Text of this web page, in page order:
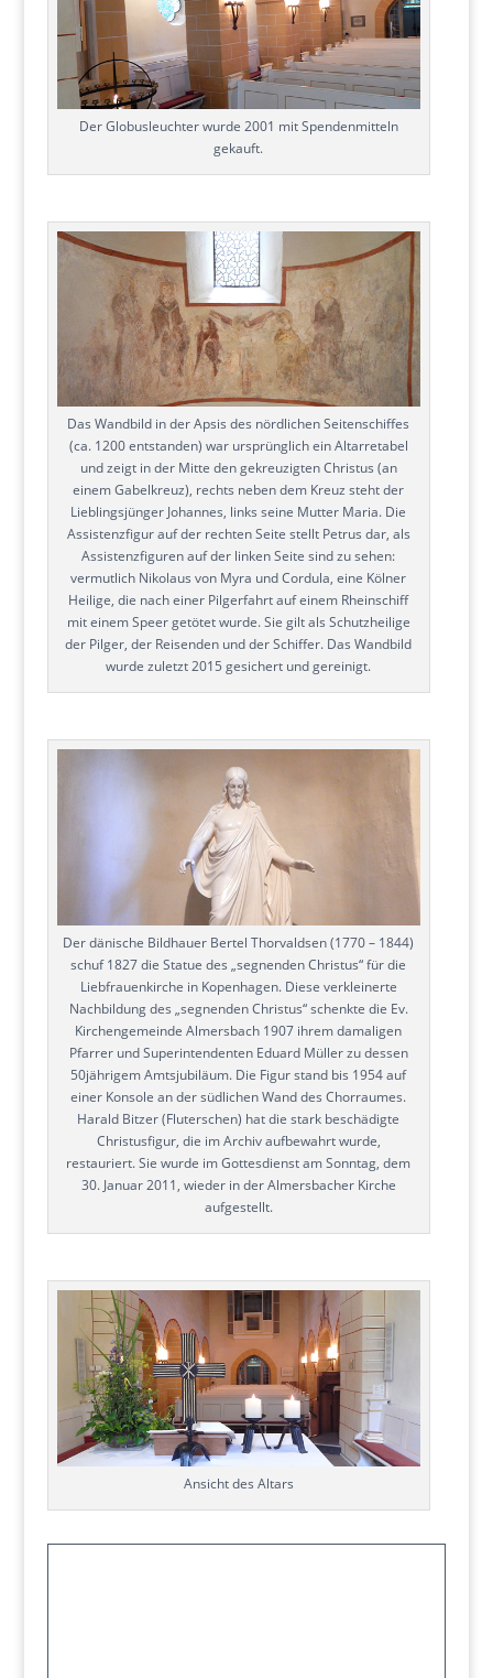
Der Globusleuchter wurde 2001 mit Spendenmitteln
gekauft.
Das Wandbild in der Apsis des nördlichen Seitenschiffes
(ca. 1200 entstanden) war ursprünglich ein Altarretabel
und zeigt in der Mitte den gekreuzigten Christus (an
einem Gabelkreuz), rechts neben dem Kreuz steht der
Lieblingsjünger Johannes, links seine Mutter Maria. Die
Assistenzfigur auf der rechten Seite stellt Petrus dar, als
Assistenzfiguren auf der linken Seite sind zu sehen:
vermutlich Nikolaus von Myra und Cordula, eine Kölner
Heilige, die nach einer Pilgerfahrt auf einem Rheinschiff
mit einem Speer getötet wurde. Sie gilt als Schutzheilige
der Pilger, der Reisenden und der Schiffer. Das Wandbild
wurde zuletzt 2015 gesichert und gereinigt.
Der dänische Bildhauer Bertel Thorvaldsen (1770 – 1844)
schuf 1827 die Statue des „segnenden Christus“ für die
Liebfrauenkirche in Kopenhagen. Diese verkleinerte
Nachbildung des „segnenden Christus“ schenkte die Ev.
Kirchengemeinde Almersbach 1907 ihrem damaligen
Pfarrer und Superintendenten Eduard Müller zu dessen
50jährigem Amtsjubiläum. Die Figur stand bis 1954 auf
einer Konsole an der südlichen Wand des Chorraumes.
Harald Bitzer (Fluterschen) hat die stark beschädigte
Christusfigur, die im Archiv aufbewahrt wurde,
restauriert. Sie wurde im Gottesdienst am Sonntag, dem
30. Januar 2011, wieder in der Almersbacher Kirche
aufgestellt.
Ansicht des Altars